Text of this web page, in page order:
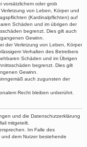
vorsätzlichem oder grob
von Leben, Körper und
(Kardinalpflichten) auf
Schäden und im übrigen der
begrenzt. Dies gilt auch
Gewinn.
der Verletzung von Leben, Körper
Verhalten des Betreibers
Schäden und im Übrigen
begrenzt. Dies gilt
Gewinn.
auch zugunsten der
Recht bleiben unberührt.
und die Datenschutzerklärung
mitgeteilt.
Im Falle des
und dem Nutzer bestehende